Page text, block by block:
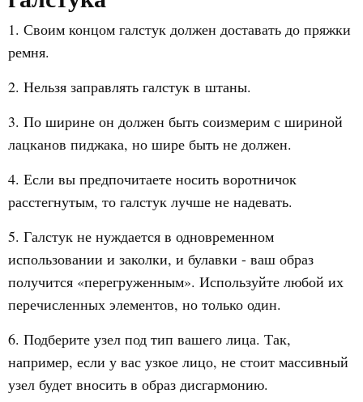
1. Своим концом галстук должен доставать до пряжки
ремня.
2. Нельзя заправлять галстук в штаны.
3. По ширине он должен быть соизмерим с шириной
лацканов пиджака, но шире быть не должен.
4. Если вы предпочитаете носить воротничок
расстегнутым, то галстук лучше не надевать.
5. Галстук не нуждается в одновременном
использовании и заколки, и булавки - ваш образ
получится «перегруженным». Используйте любой их
перечисленных элементов, но только один.
6. Подберите узел под тип вашего лица. Так,
например, если у вас узкое лицо, не стоит массивный
узел будет вносить в образ дисгармонию.